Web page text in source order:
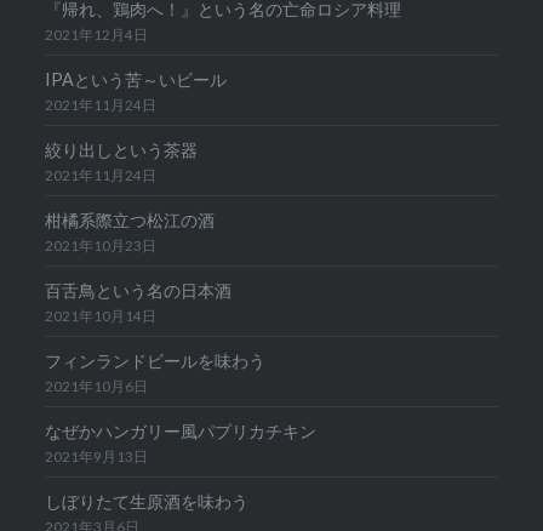
『帰れ、鶏肉へ！』という名の亡命ロシア料理
2021年12月4日
IPAという苦～いビール
2021年11月24日
絞り出しという茶器
2021年11月24日
柑橘系際立つ松江の酒
2021年10月23日
百舌鳥という名の日本酒
2021年10月14日
フィンランドビールを味わう
2021年10月6日
なぜかハンガリー風パプリカチキン
2021年9月13日
しぼりたて生原酒を味わう
2021年3月6日